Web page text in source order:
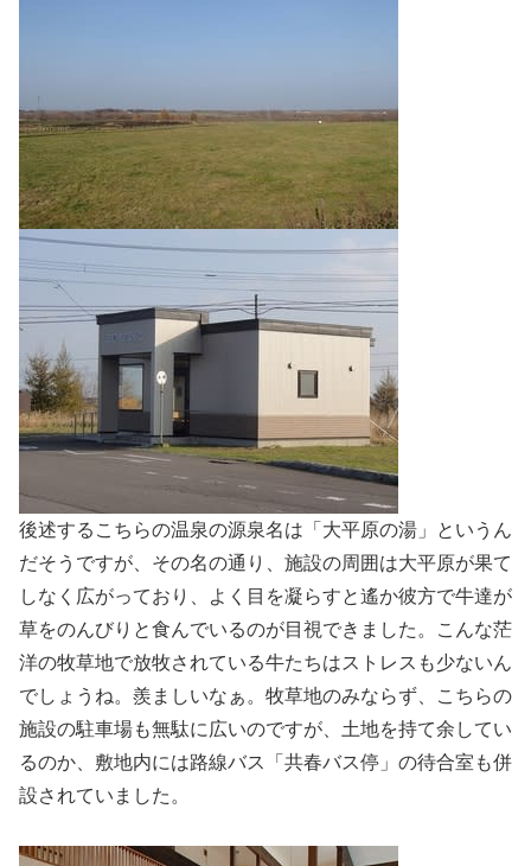
後述するこちらの温泉の源泉名は「大平原の湯」というん
だそうですが、その名の通り、施設の周囲は大平原が果て
しなく広がっており、よく目を凝らすと遙か彼方で牛達が
草をのんびりと食んでいるのが目視できました。こんな茫
洋の牧草地で放牧されている牛たちはストレスも少ないん
でしょうね。羨ましいなぁ。牧草地のみならず、こちらの
施設の駐車場も無駄に広いのですが、土地を持て余してい
るのか、敷地内には路線バス「共春バス停」の待合室も併
設されていました。